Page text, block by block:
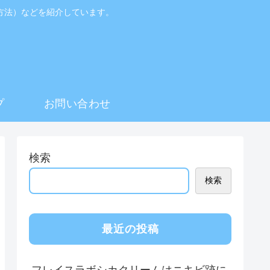
）などを紹介しています。
お問い合わせ
検索
検索
最近の投稿